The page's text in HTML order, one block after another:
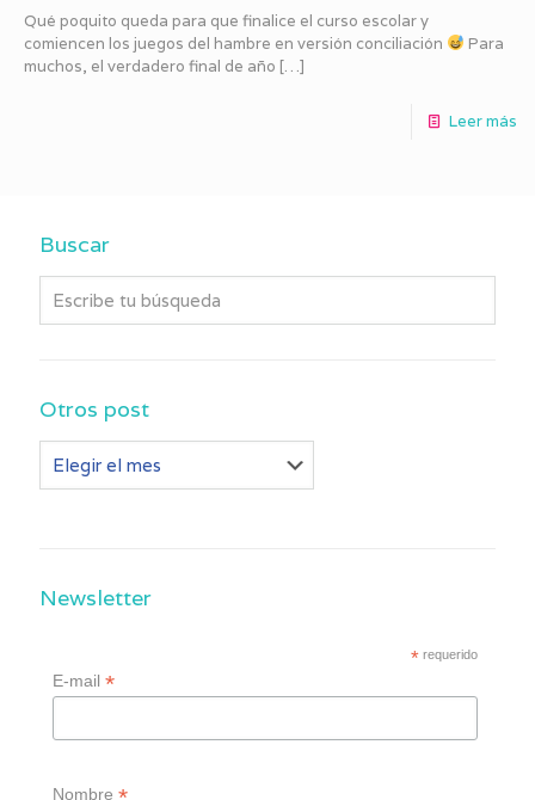
Qué poquito queda para que finalice el curso escolar y
comiencen los juegos del hambre en versión conciliación
Para
muchos, el verdadero final de año […]
Leer más
Buscar
Otros post
post
Newsletter
* requerido
E-mail*
Nombre